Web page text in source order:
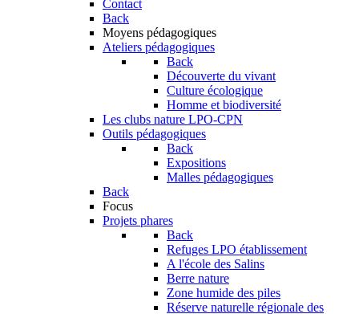
Contact
Back
Moyens pédagogiques
Ateliers pédagogiques
Back
Découverte du vivant
Culture écologique
Homme et biodiversité
Les clubs nature LPO-CPN
Outils pédagogiques
Back
Expositions
Malles pédagogiques
Back
Focus
Projets phares
Back
Refuges LPO établissement
A l'école des Salins
Berre nature
Zone humide des piles
Réserve naturelle régionale des